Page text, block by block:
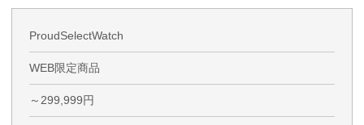
ProudSelectWatch
WEB限定商品
～299,999円